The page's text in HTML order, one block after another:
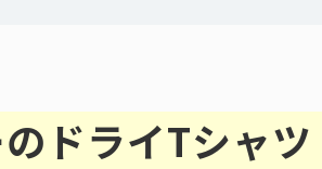
ドライTシャツ